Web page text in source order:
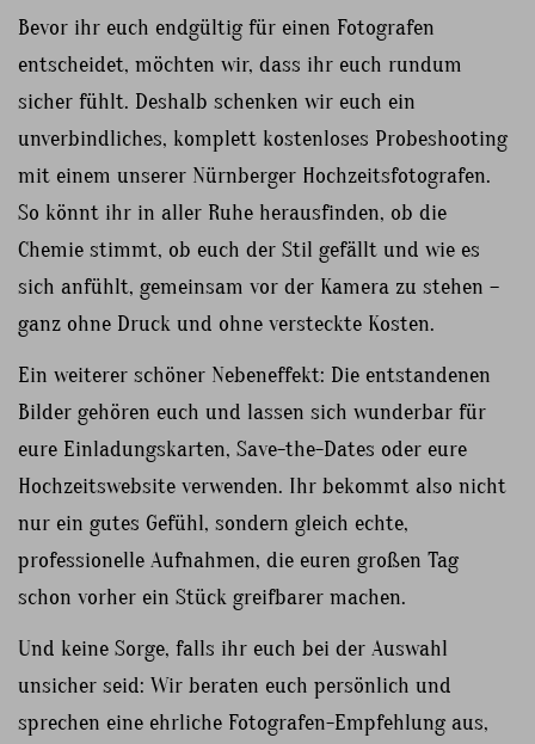
Bevor ihr euch endgültig für einen Fotografen
entscheidet, möchten wir, dass ihr euch rundum
sicher fühlt. Deshalb schenken wir euch ein
unverbindliches, komplett kostenloses Probeshooting
mit einem unserer Nürnberger Hochzeitsfotografen.
So könnt ihr in aller Ruhe herausfinden, ob die
Chemie stimmt, ob euch der Stil gefällt und wie es
sich anfühlt, gemeinsam vor der Kamera zu stehen –
ganz ohne Druck und ohne versteckte Kosten.
Ein weiterer schöner Nebeneffekt: Die entstandenen
Bilder gehören euch und lassen sich wunderbar für
eure Einladungskarten, Save-the-Dates oder eure
Hochzeitswebsite verwenden. Ihr bekommt also nicht
nur ein gutes Gefühl, sondern gleich echte,
professionelle Aufnahmen, die euren großen Tag
schon vorher ein Stück greifbarer machen.
Und keine Sorge, falls ihr euch bei der Auswahl
unsicher seid: Wir beraten euch persönlich und
sprechen eine ehrliche Fotografen-Empfehlung aus,